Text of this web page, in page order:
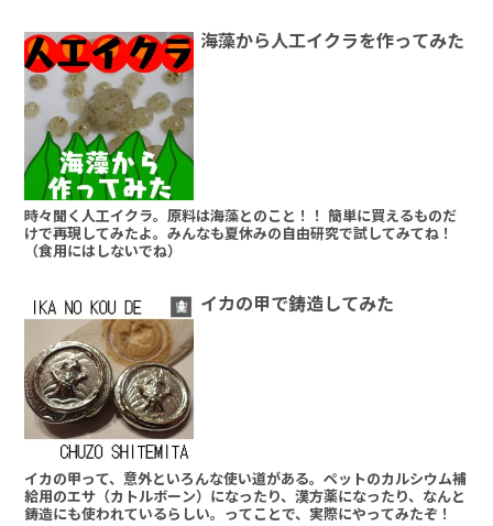
海藻から人工イクラを作ってみた
時々聞く人工イクラ。原料は海藻とのこと！！ 簡単に買えるものだ
けで再現してみたよ。みんなも夏休みの自由研究で試してみてね！
（食用にはしないでね）
イカの甲で鋳造してみた
イカの甲って、意外といろんな使い道がある。ペットのカルシウム補
給用のエサ（カトルボーン）になったり、漢方薬になったり、なんと
鋳造にも使われているらしい。ってことで、実際にやってみたぞ！